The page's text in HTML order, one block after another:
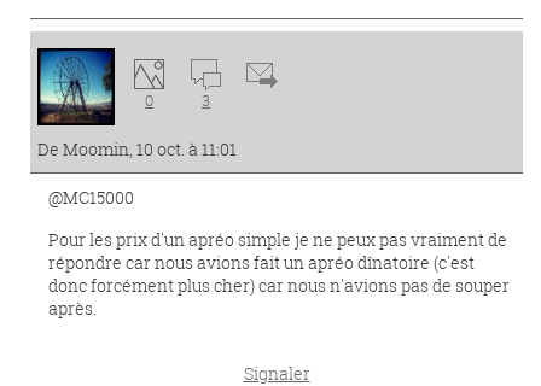
0 3
De Moomin, 10 oct. à 11:01
@MC15000
Pour les prix d'un apréo simple je ne peux pas vraiment de
répondre car nous avions fait un apréo dînatoire (c'est
donc forcément plus cher) car nous n'avions pas de souper
après.
Signaler